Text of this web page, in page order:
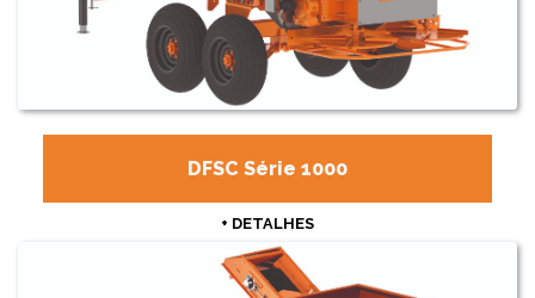
DFSC Série 1000
+ DETALHES